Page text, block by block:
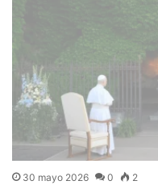
30 mayo 2026 0 2